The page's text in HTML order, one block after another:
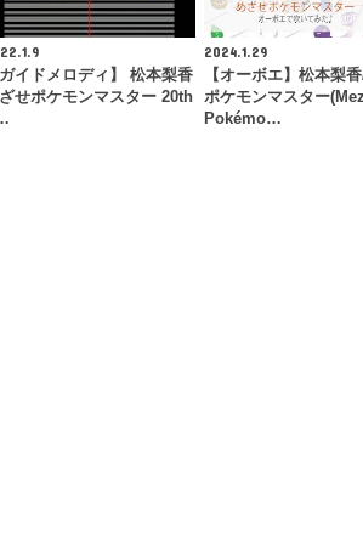
ガイドメロディ】 松本梨香
せポケモンマスター 20th
2024.1.29
【オーボエ】松本梨
ポケモンマスター
Pokémo…